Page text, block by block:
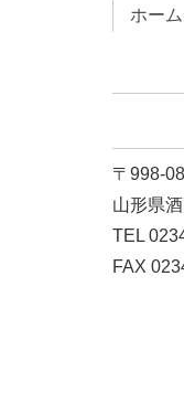
ホーム
〒998-
山形県
TEL
FAX